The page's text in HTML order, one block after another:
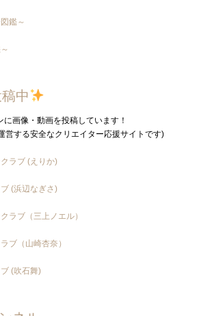
鑑～
中
画像・動画を投稿しています！
営する安全なクリエイター応援サイトです)
ラブ (えりか)
(浜辺なぎさ)
ラブ（三上ノエル）
ブ（山崎杏奈）
(吹石舞)